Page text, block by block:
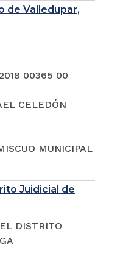
de Valledupar,
00365 00
CELEDÓN
MUNICIPAL
Juidicial de
DISTRITO